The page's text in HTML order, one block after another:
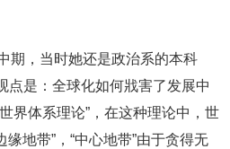
期，当时她还是政治系的本科
点是：全球化如何戕害了发展中
界体系理论”，在这种理论中，世
缘地带”，“中心地带”由于贪得无